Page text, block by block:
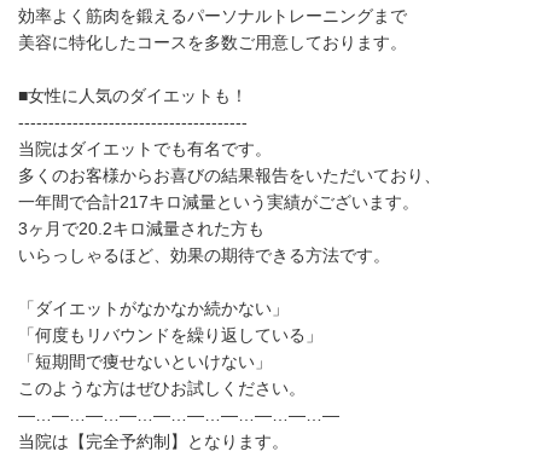
効率よく筋肉を鍛えるパーソナルトレーニングまで
美容に特化したコースを多数ご用意しております。
■女性に人気のダイエットも！
--------------------------------------
当院はダイエットでも有名です。
多くのお客様からお喜びの結果報告をいただいており、
一年間で合計217キロ減量という実績がございます。
3ヶ月で20.2キロ減量された方も
いらっしゃるほど、効果の期待できる方法です。
「ダイエットがなかなか続かない」
「何度もリバウンドを繰り返している」
「短期間で痩せないといけない」
このような方はぜひお試しください。
—…—…—…—…—…—…—…—…—…—
当院は【完全予約制】となります。